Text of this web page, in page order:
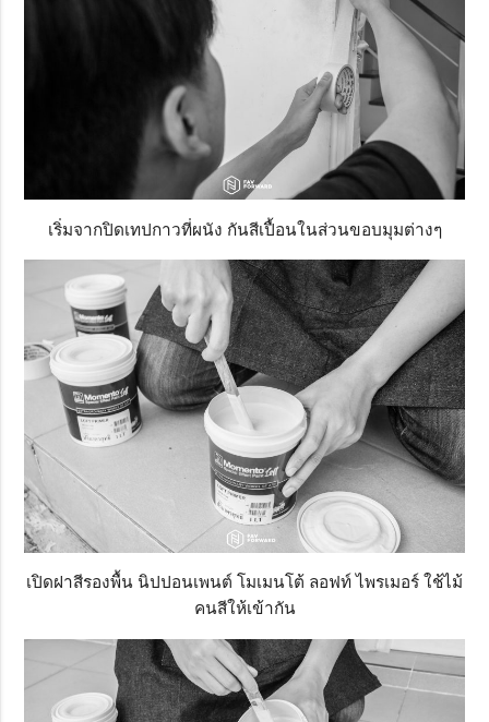
เริ่มจากปิดเทปกาวที่ผนัง กันสีเปื้อนในส่วนขอบมุมต่างๆ
เปิดฝาสีรองพื้น นิปปอนเพนต์ โมเมนโต้ ลอฟท์ ไพรเมอร์ ใช้ไม้
คนสีให้เข้ากัน